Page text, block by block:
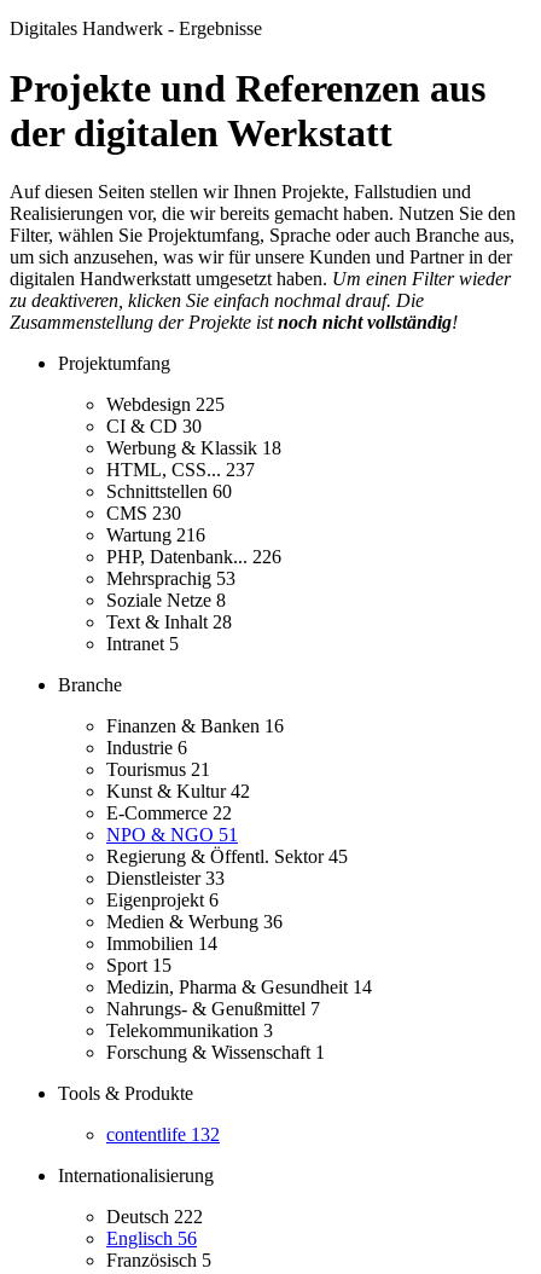
Digitales Handwerk - Ergebnisse
Projekte und Referenzen aus
der digitalen Werkstatt
Auf diesen Seiten stellen wir Ihnen Projekte, Fallstudien und
Realisierungen vor, die wir bereits gemacht haben. Nutzen Sie den
Filter, wählen Sie Projektumfang, Sprache oder auch Branche aus,
um sich anzusehen, was wir für unsere Kunden und Partner in der
digitalen Handwerkstatt umgesetzt haben. Um einen Filter wieder
zu deaktiveren, klicken Sie einfach nochmal drauf. Die
Zusammenstellung der Projekte istnoch nicht vollständig!
Projektumfang
Webdesign 225
CI & CD 30
Werbung & Klassik 18
HTML, CSS... 237
Schnittstellen 60
CMS 230
Wartung 216
PHP, Datenbank... 226
Mehrsprachig 53
Soziale Netze 8
Text & Inhalt 28
Intranet 5
Branche
Finanzen & Banken 16
Industrie 6
Tourismus 21
Kunst & Kultur42
E-Commerce 22
NPO & NGO 51
Regierung & Öffentl. Sektor45
Dienstleister33
Eigenprojekt 6
Medien & Werbung 36
Immobilien 14
Sport 15
Medizin, Pharma & Gesundheit 14
Nahrungs- & Genußmittel 7
Telekommunikation 3
Forschung & Wissenschaft 1
Tools & Produkte
contentlife 132
Internationalisierung
Deutsch 222
Englisch 56
Französisch 5